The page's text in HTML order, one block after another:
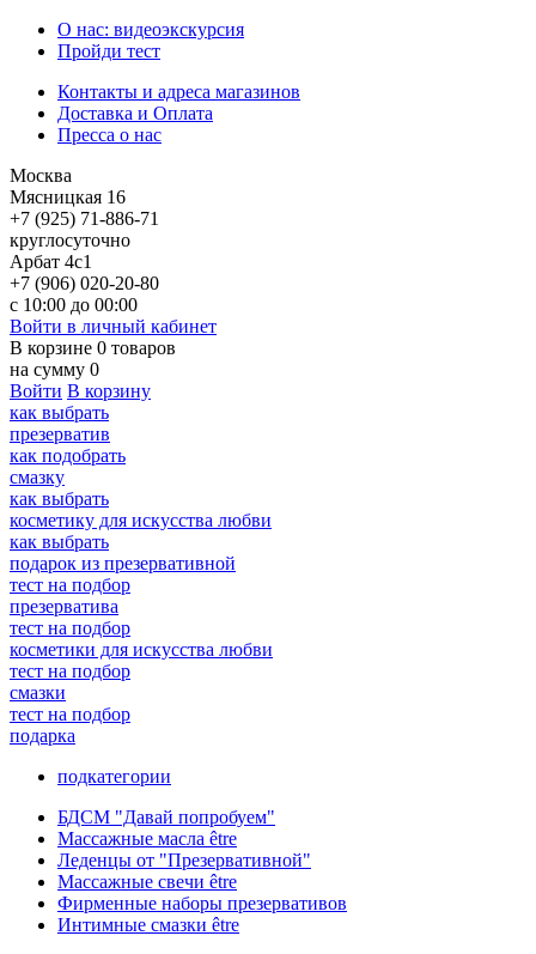
О нас: видеоэкскурсия
Пройди тест
Контакты и адреса магазинов
Доставка и Оплата
Пресса о нас
Москва
Мясницкая 16
+7 (925) 71-886-71
круглосуточно
Арбат 4с1
+7 (906) 020-20-80
с 10:00 до 00:00
Войти в личный кабинет
В корзине 0 товаров
на сумму 0
Войти В корзину
как выбрать
презерватив
как подобрать
смазку
как выбрать
косметику для искусства любви
как выбрать
подарок из презервативной
тест на подбор
презерватива
тест на подбор
косметики для искусства любви
тест на подбор
смазки
тест на подбор
подарка
подкатегории
БДСМ "Давай попробуем"
Массажные масла être
Леденцы от "Презервативной"
Массажные свечи être
Фирменные наборы презервативов
Интимные смазки être